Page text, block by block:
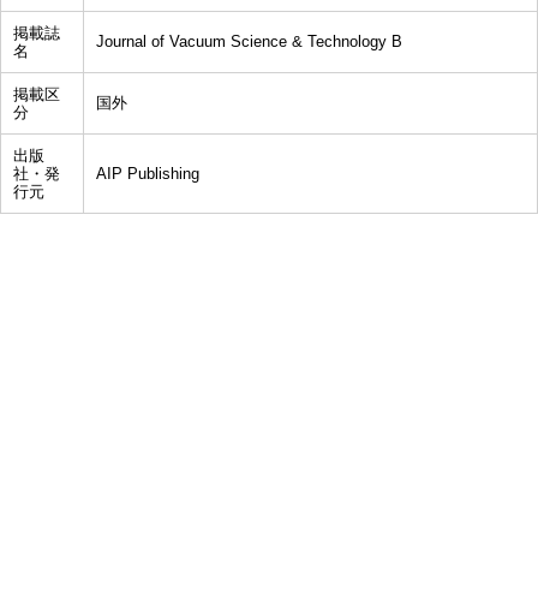
掲載誌
名
Journal of Vacuum Science & Technology B
掲載区
分
国外
出版
社・発
行元
AIP Publishing